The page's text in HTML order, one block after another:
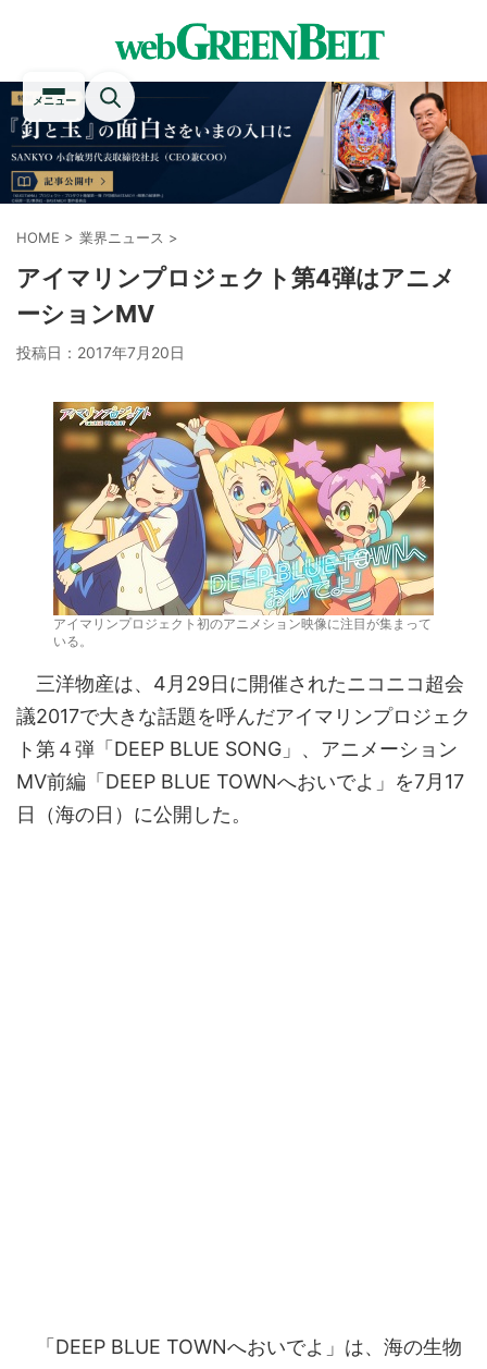
メニュー
HOME > 業界ニュース >
アイマリンプロジェクト第4弾はアニメ
ーションMV
投稿日： 2017年7月20日
アイマリンプロジェクト初のアニメション映像に注目が集まって
いる。
三洋物産は、4月29日に開催されたニコニコ超会
議2017で大きな話題を呼んだアイマリンプロジェク
ト第４弾「DEEP BLUE SONG」、アニメーション
MV前編「DEEP BLUE TOWNへおいでよ」を7月17
日（海の日）に公開した。
「DEEP BLUE TOWNへおいでよ」は、海の生物